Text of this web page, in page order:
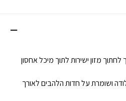
מזון ישירות לתוך מיכל אחסון
ושומרת על חדות הלהבים לאורך